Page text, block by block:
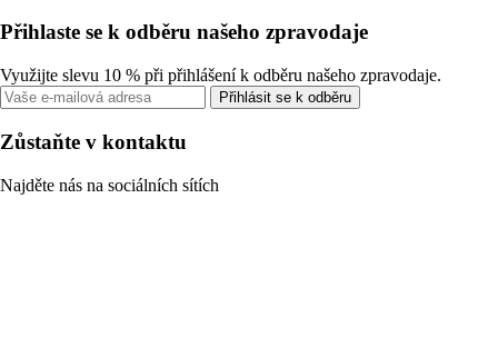
Přihlaste se k odběru našeho zpravodaje
Využijte slevu 10 % při přihlášení k odběru našeho zpravodaje.
Přihlásit se k odběru
Zůstaňte v kontaktu
Najděte nás na sociálních sítích